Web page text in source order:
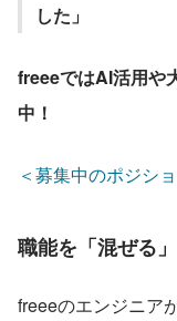
した」
freeeではAI活用や
中！
＜募集中のポジシ
職能を「混ぜる
freeeのエンジニア